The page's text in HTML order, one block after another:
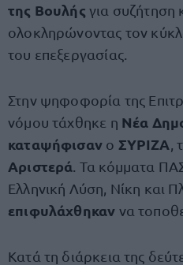
της Βουλής για συζήτηση
ολοκληρώνοντας τον
του επεξεργασίας.
Στην ψηφοφορία της
νόμου τάχθηκε η Νέα
καταψήφισαν ο ΣΥΡΙΖΑ ,
Αριστερά . Τα κόμματα
Ελληνική Λύση, Νίκη και
επιφυλάχθηκαν να
Κατά τη διάρκεια της